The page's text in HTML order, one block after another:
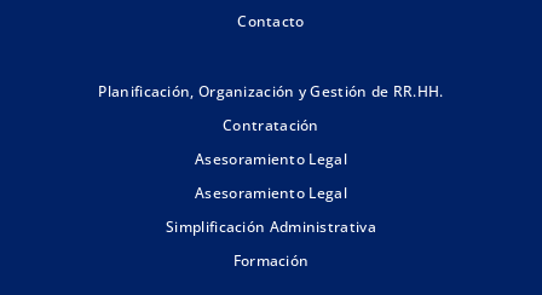
Contacto
Planificación, Organización y Gestión de RR.HH.
Contratación
Asesoramiento Legal
Asesoramiento Legal
Simplificación Administrativa
Formación